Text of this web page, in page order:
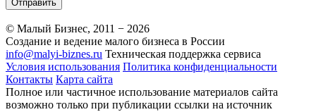
Отправить
© Малый Бизнес, 2011 − 2026
Создание и ведение малого бизнеса в России
info@malyi-biznes.ru Техническая поддержка сервиса
Условия использования Политика конфиденциальности
Контакты Карта сайта
Полное или частичное использование материалов сайта
возможно только при публикации ссылки на источник